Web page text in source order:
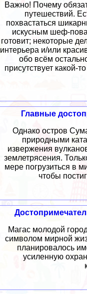
Важно! Почему
путешествий.
похвастаться
искусным шеф-
готовит; некоторые
интерьера и/или
обо всём
присутствует какой-
Главные
Однако остров
природными
извержения
землетрясения.
мере погрузиться в
чтобы
Магас молодой
символом мирной
планировалось
усиленную